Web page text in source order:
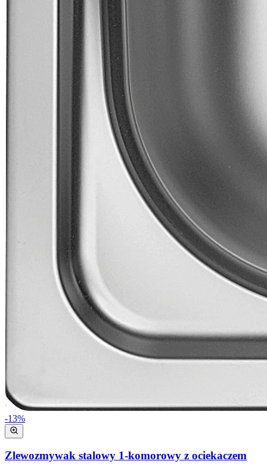
-13%
Zlewozmywak stalowy 1-komorowy z ociekaczem